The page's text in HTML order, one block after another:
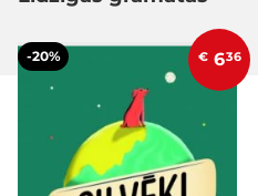
-20% € 636